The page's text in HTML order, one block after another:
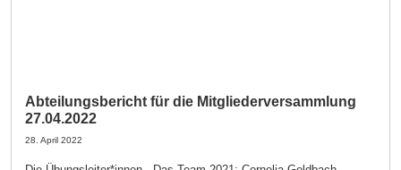
Abteilungsbericht für die Mitgliederversammlung
27.04.2022
28. April 2022